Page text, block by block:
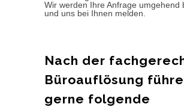
Wir werden Ihre Anfrage umgehend
und uns bei Ihnen melden.
Nach der
Büroauflösung
gerne folgende